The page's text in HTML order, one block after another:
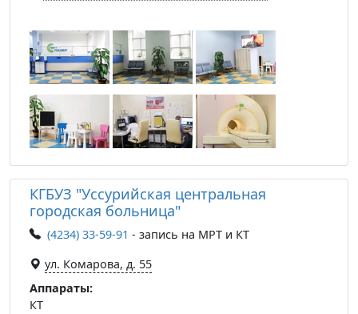
КГБУЗ "Уссурийская центральная
городская больница"
(4234) 33-59-91 - запись на МРТ и КТ
ул. Комарова, д. 55
Аппараты:
КТ